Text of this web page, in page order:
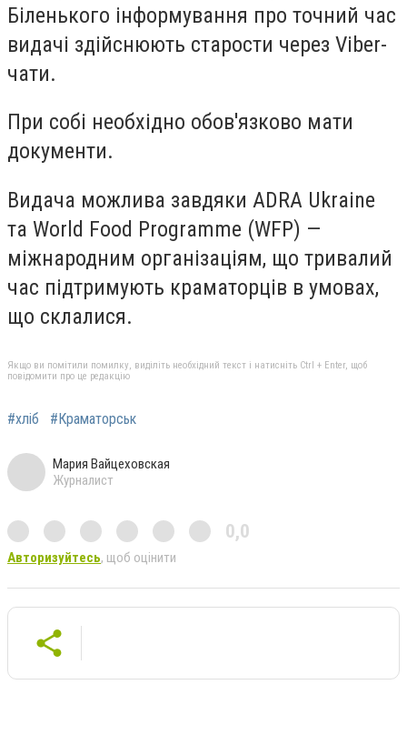
Біленького інформування про точний час
видачі здійснюють старости через Viber-
чати.
При собі необхідно обов'язково мати
документи.
Видача можлива завдяки ADRA Ukraine
та World Food Programme (WFP) —
міжнародним організаціям, що тривалий
час підтримують краматорців в умовах,
що склалися.
Якщо ви помітили помилку, виділіть необхідний текст і натисніть Ctrl + Enter, щоб
повідомити про це редакцію
#хліб #Краматорськ
Мария Вайцеховская
Журналист
0,0
Авторизуйтесь, щоб оцінити